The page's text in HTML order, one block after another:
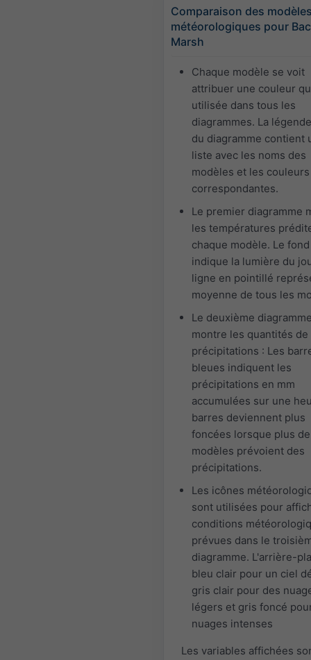
Comparaison des
météorologiques pour
Marsh
Chaque modèle se voit
attribuer une couleur
utilisée dans tous les
diagrammes. La
du diagramme contient
liste avec les noms des
modèles et les couleurs
correspondantes.
Le premier diagramme
les températures
chaque modèle. Le
indique la lumière du
ligne en pointillé
moyenne de tous les
Le deuxième
montre les quantités de
précipitations : Les
bleues indiquent les
précipitations en mm
accumulées sur une
barres deviennent plus
foncées lorsque plus de
modèles prévoient des
précipitations.
Les icônes
sont utilisées pour
conditions
prévues dans le
diagramme. L'arrière-
bleu clair pour un ciel
gris clair pour des
légers et gris foncé
nuages intenses
Les variables affichées